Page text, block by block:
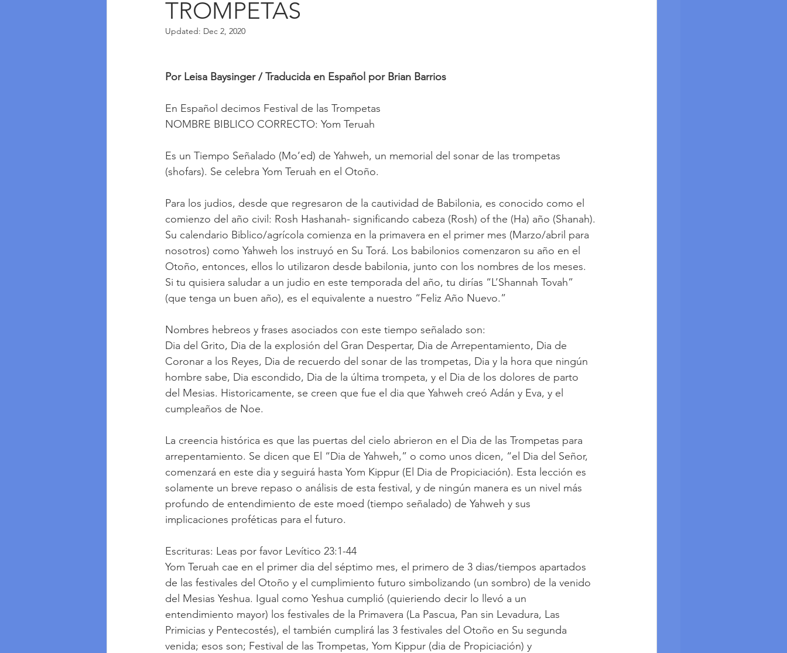
TROMPETAS
Updated: Dec 2, 2020
Por Leisa Baysinger / Traducida en Español por Brian Barrios
En Español decimos Festival de las Trompetas
NOMBRE BIBLICO CORRECTO: Yom Teruah
Es un Tiempo Señalado (Mo’ed) de Yahweh, un memorial del sonar de las trompetas
(shofars). Se celebra Yom Teruah en el Otoño.
Para los judios, desde que regresaron de la cautividad de Babilonia, es conocido como el
comienzo del año civil: Rosh Hashanah- significando cabeza (Rosh) of the (Ha) año (Shanah).
Su calendario Biblico/agrícola comienza en la primavera en el primer mes (Marzo/abril para
nosotros) como Yahweh los instruyó en Su Torá. Los babilonios comenzaron su año en el
Otoño, entonces, ellos lo utilizaron desde babilonia, junto con los nombres de los meses.
Si tu quisiera saludar a un judio en este temporada del año, tu dirías “L’Shannah Tovah”
(que tenga un buen año), es el equivalente a nuestro “Feliz Año Nuevo.”
Nombres hebreos y frases asociados con este tiempo señalado son:
Dia del Grito, Dia de la explosión del Gran Despertar, Dia de Arrepentamiento, Dia de
Coronar a los Reyes, Dia de recuerdo del sonar de las trompetas, Dia y la hora que ningún
hombre sabe, Dia escondido, Dia de la última trompeta, y el Dia de los dolores de parto
del Mesias. Historicamente, se creen que fue el dia que Yahweh creó Adán y Eva, y el
cumpleaños de Noe.
La creencia histórica es que las puertas del cielo abrieron en el Dia de las Trompetas para
arrepentamiento. Se dicen que El “Dia de Yahweh,” o como unos dicen, “el Dia del Señor,
comenzará en este dia y seguirá hasta Yom Kippur (El Dia de Propiciación). Esta lección es
solamente un breve repaso o análisis de esta festival, y de ningún manera es un nivel más
profundo de entendimiento de este moed (tiempo señalado) de Yahweh y sus
implicaciones proféticas para el futuro.
Escrituras: Leas por favor Levítico 23:1-44
Yom Teruah cae en el primer dia del séptimo mes, el primero de 3 dias/tiempos apartados
de las festivales del Otoño y el cumplimiento futuro simbolizando (un sombro) de la venido
del Mesias Yeshua. Igual como Yeshua cumplió (quieriendo decir lo llevó a un
entendimiento mayor) los festivales de la Primavera (La Pascua, Pan sin Levadura, Las
Primicias y Pentecostés), el también cumplirá las 3 festivales del Otoño en Su segunda
venida; esos son; Festival de las Trompetas, Yom Kippur (dia de Propiciación) y